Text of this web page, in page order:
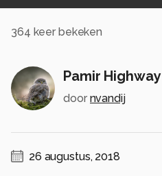
364 keer bekeken
Pamir Highway
door nvandij
26 augustus, 2018